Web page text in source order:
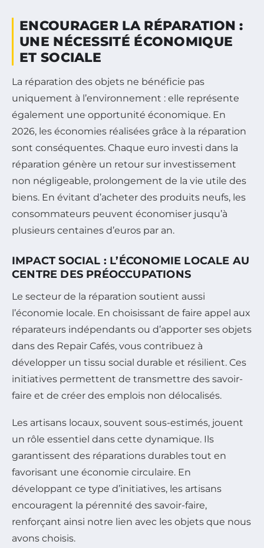
ENCOURAGER LA RÉPARATION :
UNE NÉCESSITÉ ÉCONOMIQUE
ET SOCIALE
La réparation des objets ne bénéficie pas
uniquement à l’environnement : elle représente
également une opportunité économique. En
2026, les économies réalisées grâce à la réparation
sont conséquentes. Chaque euro investi dans la
réparation génère un retour sur investissement
non négligeable, prolongement de la vie utile des
biens. En évitant d’acheter des produits neufs, les
consommateurs peuvent économiser jusqu’à
plusieurs centaines d’euros par an.
IMPACT SOCIAL : L’ÉCONOMIE LOCALE AU
CENTRE DES PRÉOCCUPATIONS
Le secteur de la réparation soutient aussi
l’économie locale. En choisissant de faire appel aux
réparateurs indépendants ou d’apporter ses objets
dans des Repair Cafés, vous contribuez à
développer un tissu social durable et résilient. Ces
initiatives permettent de transmettre des savoir-
faire et de créer des emplois non délocalisés.
Les artisans locaux, souvent sous-estimés, jouent
un rôle essentiel dans cette dynamique. Ils
garantissent des réparations durables tout en
favorisant une économie circulaire. En
développant ce type d’initiatives, les artisans
encouragent la pérennité des savoir-faire,
renforçant ainsi notre lien avec les objets que nous
avons choisis.